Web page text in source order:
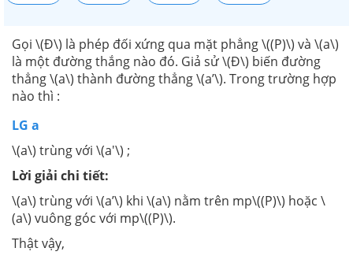
Gọi \(Đ\) là phép đối xứng qua mặt phẳng \((P)\) và \(a\)
là một đường thắng nào đó. Giả sử \(Đ\) biến đường
thẳng \(a\) thành đường thẳng \(a’\). Trong trường hợp
nào thì :
LG a
\(a\) trùng với \(a'\) ;
Lời giải chi tiết:
\(a\) trùng với \(a’\) khi \(a\) nằm trên mp\((P)\) hoặc \
(a\) vuông góc với mp\((P)\).
Thật vậy,